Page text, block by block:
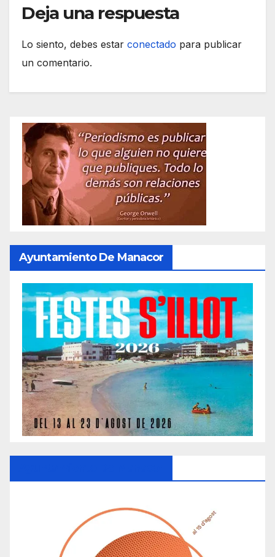
Deja una respuesta
Lo siento, debes estar conectado para publicar
un comentario.
Ayuntamiento De Manacor